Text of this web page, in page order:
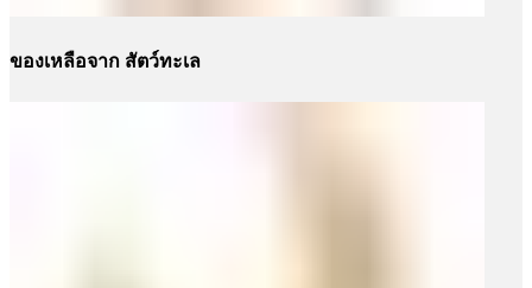
ของเหลือจาก สัตว์ทะเล